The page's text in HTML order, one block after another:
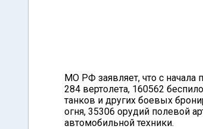
МО РФ заявляет, что с начала
284 вертолета, 160562
танков и других боевых
огня, 35306 орудий полевой
автомобильной техники.